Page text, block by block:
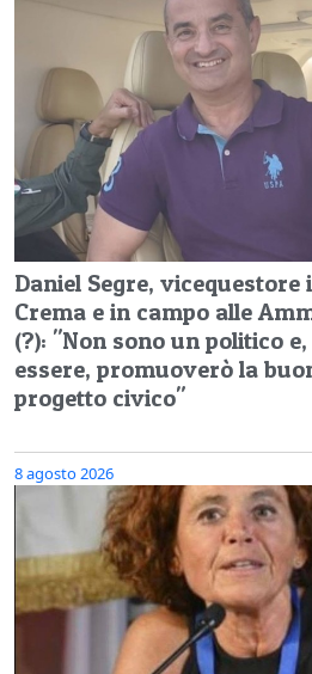
Daniel Segre,
Crema e in campo alle
(?): "Non sono un politico
essere, promuoverò la
progetto civico"
8 agosto 2026